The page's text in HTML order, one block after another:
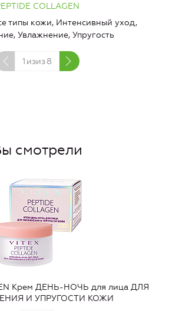
COLLAGEN
типы кожи, Интенсивный уход,
Увлажнение, Упругость
1 изиз8
смотрели
Крем ДЕНЬ-НОЧЬ для лица ДЛЯ
И УПРУГОСТИ КОЖИ